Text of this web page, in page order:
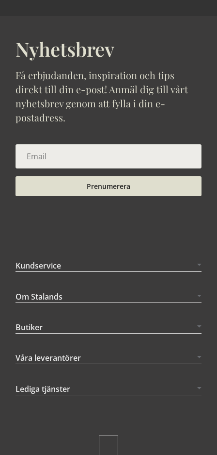
Nyhetsbrev
Få erbjudanden, inspiration och tips
direkt till din e-post! Anmäl dig till vårt
nyhetsbrev genom att fylla i din e-
postadress.
Prenumerera
Kundservice
Om Stalands
Butiker
Våra leverantörer
Lediga tjänster